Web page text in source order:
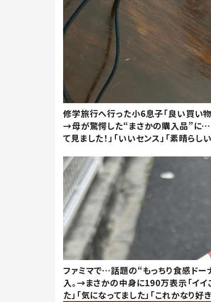
修学旅行へ行った小6息子「良い買い物
→母が驚愕した“まさかの購入品”に
て見ました！」「いいセンス」「素晴らしい
ファミマで…話題の“もっちり食感ドー
入。→まさかの中身に190万表示「イイ
た」「気になってました」「これかなり好き